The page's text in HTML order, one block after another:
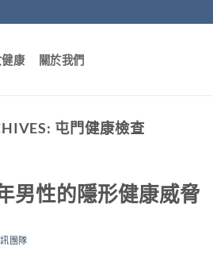
康 關於我們
屯門健康檢查
男性的隱形健康威脅
團隊